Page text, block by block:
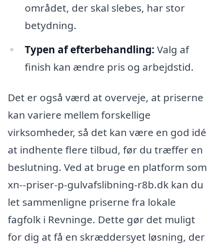
området, der skal slebes, har stor
betydning.
Typen af efterbehandling: Valg af
finish kan ændre pris og arbejdstid.
Det er også værd at overveje, at priserne
kan variere mellem forskellige
virksomheder, så det kan være en god idé
at indhente flere tilbud, før du træffer en
beslutning. Ved at bruge en platform som
xn--priser-p-gulvafslibning-r8b.dk kan du
let sammenligne priserne fra lokale
fagfolk i Revninge. Dette gør det muligt
for dig at få en skræddersyet løsning, der